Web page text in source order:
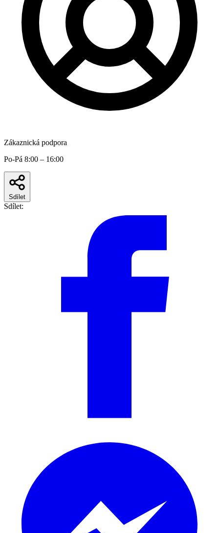
Zákaznická podpora
Po-Pá 8:00 – 16:00
Sdílet
Sdílet: